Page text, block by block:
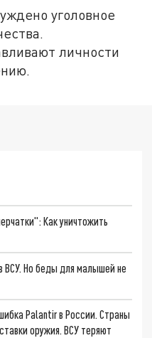
уголовное
личности
Как уничтожить
ВСУ. Но беды для малышей не
Palantir в России. Страны
оружия. ВСУ теряют